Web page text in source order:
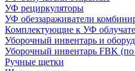
УФ рециркуляторы
УФ обеззараживатели
Комплектующие к УФ
Уборочный инвентарь и
Уборочный инвентарь FBK
Ручные щетки